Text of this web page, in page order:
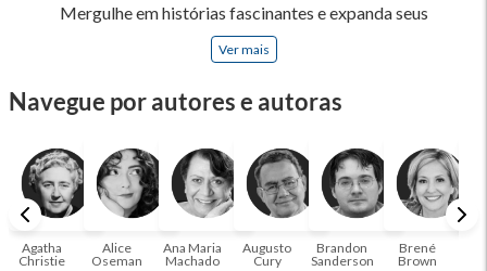
Mergulhe em histórias fascinantes e expanda seus
horizontes, onde cada página é uma porta para novos
universos e perspectivas. Ler nos permite viajar sem sair do
e tenha a oportunidade de alcançar o seu crescimento
passe um tempo no mundo da imaginação! A leitura
transforma vidas e estamos aqui para ajudar a transformar a
sua! Tenha certeza, temos o livro perfeito para você!
Ver mais
Navegue por autores e autoras
Agatha
Christie
Alice
Oseman
Ana Maria
Machado
Augusto
Cury
Brandon
Sanderson
Brené
Brown